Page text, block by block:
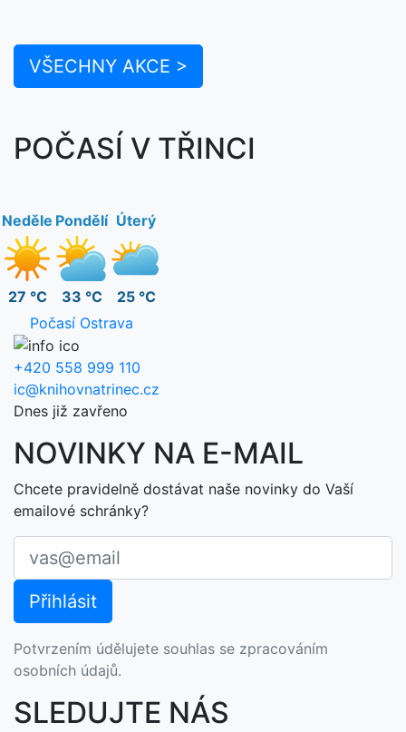
VŠECHNY AKCE >
POČASÍ V TŘINCI
Neděle
27 °C
Pondělí
33 °C
Úterý
25 °C
Počasí Ostrava
+420 558 999 110
ic@knihovnatrinec.cz
Dnes již zavřeno
NOVINKY NA E-MAIL
Chcete pravidelně dostávat naše novinky do Vaší
emailové schránky?
Potvrzením údělujete souhlas se zpracováním
osobních údajů.
SLEDUJTE NÁS